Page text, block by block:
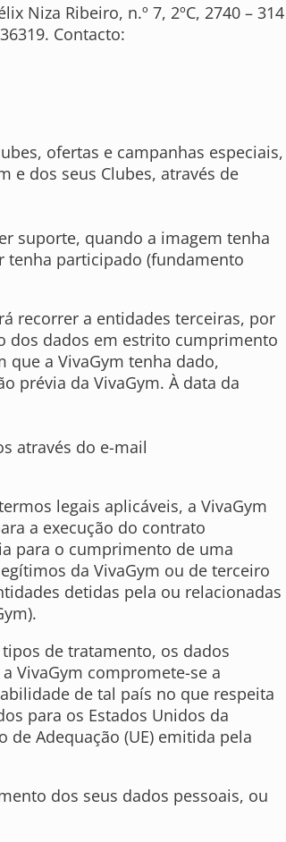
Niza Ribeiro, n.º 7, 2ºC, 2740 – 314
Contacto:
ofertas e campanhas especiais,
e dos seus Clubes, através de
suporte, quando a imagem tenha
tenha participado (fundamento
recorrer a entidades terceiras, por
dos dados em estrito cumprimento
a VivaGym tenha dado,
prévia da VivaGym. À data da
através do e-mail
legais aplicáveis, a VivaGym
a execução do contrato
para o cumprimento de uma
da VivaGym ou de terceiro
detidas pela ou relacionadas
de tratamento, os dados
VivaGym compromete-se a
de tal país no que respeita
para os Estados Unidos da
Adequação (UE) emitida pela
dos seus dados pessoais, ou